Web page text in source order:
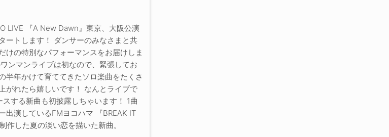
LIVE 『A New Dawn』東京、大阪公演
ートします！ ダンサーのみなさまと共
けの特別なパフォーマンスをお届けしま
ンマンライブは初なので、緊張してお
半年かけて育ててきたソロ楽曲をたくさ
がれたら嬉しいです！ なんとライブで
スする新曲も初披露しちゃいます！ 1曲
出演しているFMヨコハマ 『BREAK IT
作した夏の淡い恋を描いた新曲。